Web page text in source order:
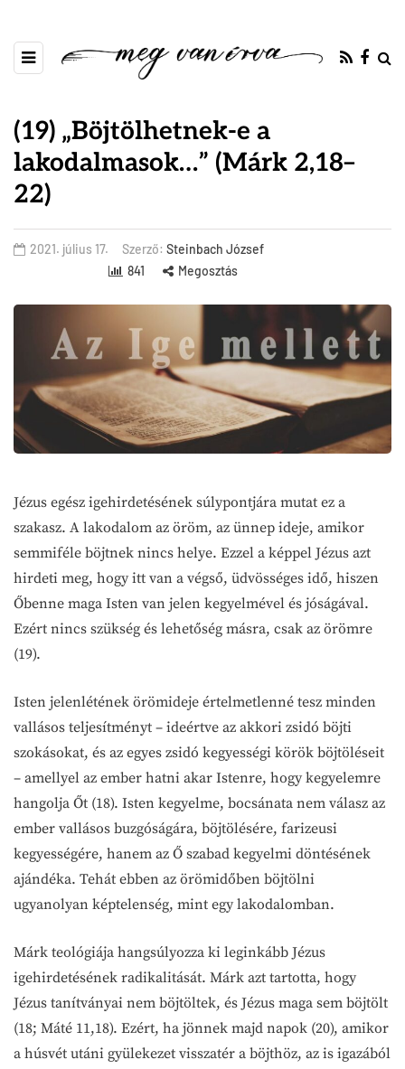
(19) „Böjtölhetnek-e a
lakodalmasok…” (Márk 2,18–
22)
2021. július 17. Szerző: Steinbach József
841
Megosztás
Jézus egész igehirdetésének súlypontjára mutat ez a
szakasz. A lakodalom az öröm, az ünnep ideje, amikor
semmiféle böjtnek nincs helye. Ezzel a képpel Jézus azt
hirdeti meg, hogy itt van a végső, üdvösséges idő, hiszen
Őbenne maga Isten van jelen kegyelmével és jóságával.
Ezért nincs szükség és lehetőség másra, csak az örömre
(19).
Isten jelenlétének örömideje értelmetlenné tesz minden
vallásos teljesítményt – ideértve az akkori zsidó böjti
szokásokat, és az egyes zsidó kegyességi körök böjtöléseit
– amellyel az ember hatni akar Istenre, hogy kegyelemre
hangolja Őt (18). Isten kegyelme, bocsánata nem válasz az
ember vallásos buzgóságára, böjtölésére, farizeusi
kegyességére, hanem az Ő szabad kegyelmi döntésének
ajándéka. Tehát ebben az örömidőben böjtölni
ugyanolyan képtelenség, mint egy lakodalomban.
Márk teológiája hangsúlyozza ki leginkább Jézus
igehirdetésének radikalitását. Márk azt tartotta, hogy
Jézus tanítványai nem böjtöltek, és Jézus maga sem böjtölt
(18; Máté 11,18). Ezért, ha jönnek majd napok (20), amikor
a húsvét utáni gyülekezet visszatér a böjthöz, az is igazából